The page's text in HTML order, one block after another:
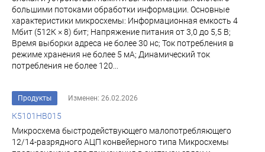
большими потоками обработки информации. Основные
характеристики микросхемы: Информационная емкость 4
Мбит (512К × 8) бит; Напряжение питания от 3,0 до 5,5 В;
Время выборки адреса не более 30 нс; Ток потребления в
режиме хранения не более 5 мА; Динамический ток
потребления не более 120...
Продукты Изменен: 26.02.2026
К5101НВ015
Микросхема быстродействующего малопотребляющего
12/14-разрядного АЦП конвейерного типа Микросхемы